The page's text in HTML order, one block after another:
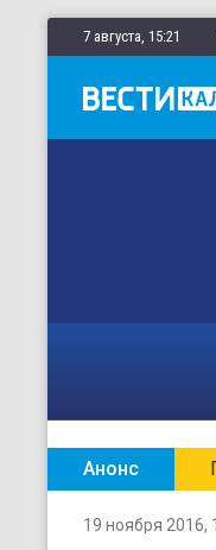
7 августа, 15:21
Анонс
19 ноября 2016,